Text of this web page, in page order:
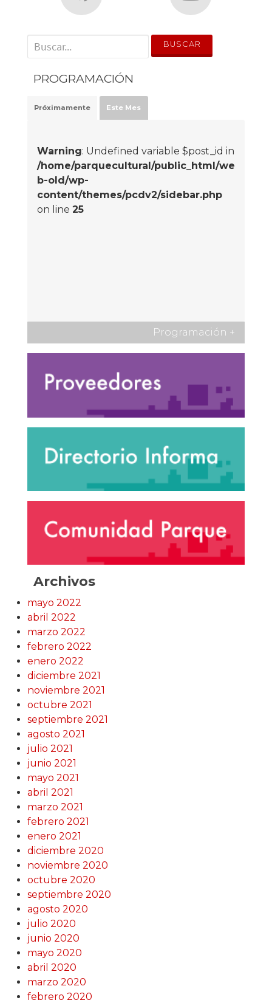
' . __('Search for:') . '
PROGRAMACIÓN
Próximamente Este Mes
Warning: Undefined variable $post_id in
/home/parquecultural/public_html/we
b-old/wp-
content/themes/pcdv2/sidebar.php
on line 25
Programación +
Archivos
mayo 2022
abril 2022
marzo 2022
febrero 2022
enero 2022
diciembre 2021
noviembre 2021
octubre 2021
septiembre 2021
agosto 2021
julio 2021
junio 2021
mayo 2021
abril 2021
marzo 2021
febrero 2021
enero 2021
diciembre 2020
noviembre 2020
octubre 2020
septiembre 2020
agosto 2020
julio 2020
junio 2020
mayo 2020
abril 2020
marzo 2020
febrero 2020